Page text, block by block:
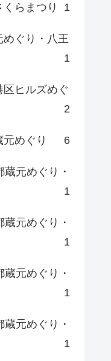
らまつり 1
めぐり・八王
1
ヒルズめぐ
2
めぐり 6
元めぐり・
1
元めぐり・
1
元めぐり・
1
元めぐり・
1